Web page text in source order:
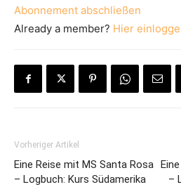
Abonnement abschließen
Already a member? Hier
Vorheriger Artikel
Eine Reise mit MS Santa Rosa
– Logbuch: Kurs Südamerika
–